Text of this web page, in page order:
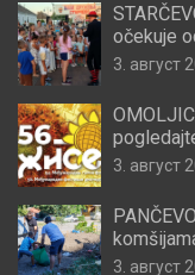
očekuje
3. август
3. август
3. август